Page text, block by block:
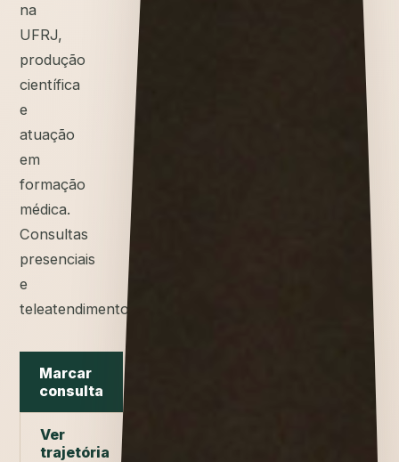
na
UFRJ,
produção
científica
e
atuação
em
formação
médica.
Consultas
presenciais
e
teleatendimento.
Marcar
consulta
Ver
trajetória